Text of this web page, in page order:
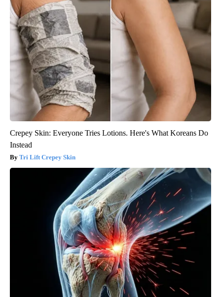
Crepey Skin: Everyone Tries Lotions. Here's What Koreans Do
Instead
Tri Lift Crepey Skin